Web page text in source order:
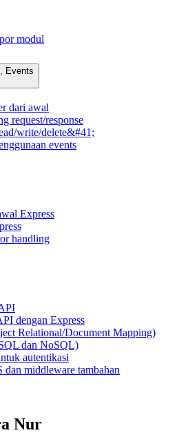
modul
Events
dari awal
request/response
write/delete&#41;
events
Express
handling
dengan Express
Relational/Document Mapping)
dan NoSQL)
autentikasi
dan middleware tambahan
Nur